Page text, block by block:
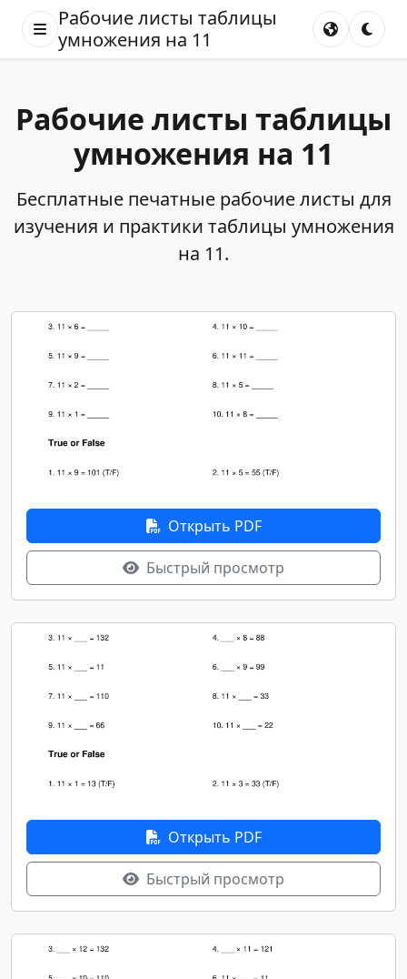
Рабочие листы таблицы
умножения на 11
Рабочие листы таблицы
умножения на 11
Бесплатные печатные рабочие листы для
изучения и практики таблицы умножения
на 11.
Открыть PDF
Быстрый просмотр
Открыть PDF
Быстрый просмотр